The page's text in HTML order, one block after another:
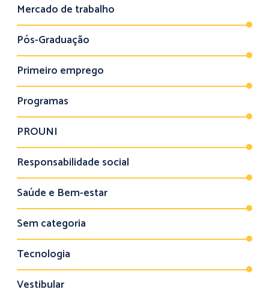
Mercado de trabalho
Pós-Graduação
Primeiro emprego
Programas
PROUNI
Responsabilidade social
Saúde e Bem-estar
Sem categoria
Tecnologia
Vestibular